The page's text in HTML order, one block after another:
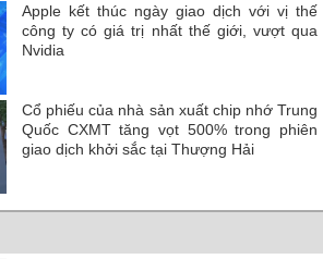
Apple kết thúc ngày giao dịch với vị thế
công ty có giá trị nhất thế giới, vượt qua
Nvidia
Cổ phiếu của nhà sản xuất chip nhớ Trung
Quốc CXMT tăng vọt 500% trong phiên
giao dịch khởi sắc tại Thượng Hải